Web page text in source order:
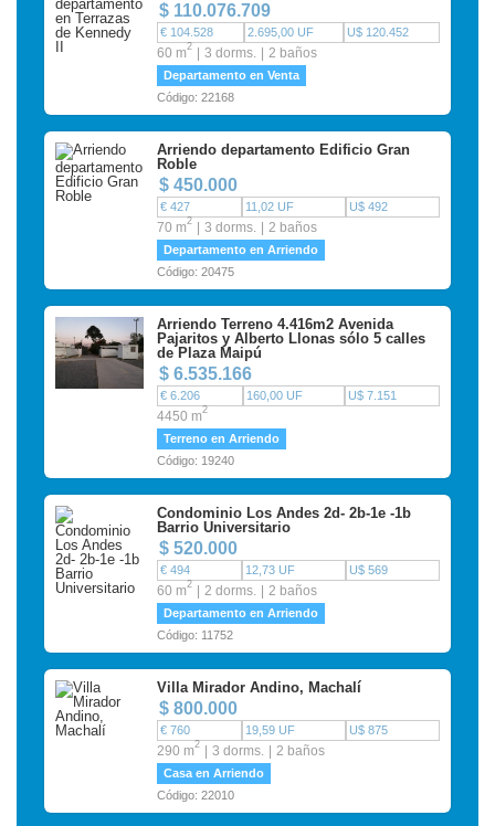
$ 110.076.709
€ 104.528 2.695,00 UF U$ 120.452
60 m2 3 dorms. 2 baños
Departamento en Venta
Código: 22168
Arriendo departamento Edificio Gran
Roble
$ 450.000
€ 427 11,02 UF U$ 492
70 m2 3 dorms. 2 baños
Departamento en Arriendo
Código: 20475
Arriendo Terreno 4.416m2 Avenida
Pajaritos y Alberto Llonas sólo 5 calles
de Plaza Maipú
$ 6.535.166
€ 6.206 160,00 UF U$ 7.151
4450 m2
Terreno en Arriendo
Código: 19240
Condominio Los Andes 2d- 2b-1e -1b
Barrio Universitario
$ 520.000
€ 494 12,73 UF U$ 569
60 m2 2 dorms. 2 baños
Departamento en Arriendo
Código: 11752
Villa Mirador Andino, Machalí
$ 800.000
€ 760 19,59 UF U$ 875
290 m2 3 dorms. 2 baños
Casa en Arriendo
Código: 22010